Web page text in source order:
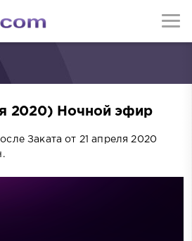
2020) Ночной эфир
Заката от 21 апреля 2020